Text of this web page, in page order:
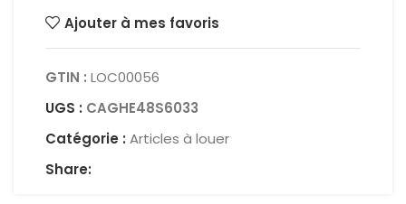
Ajouter à mes favoris
GTIN : LOC00056
UGS : CAGHE48S6033
Catégorie : Articles à louer
Share: